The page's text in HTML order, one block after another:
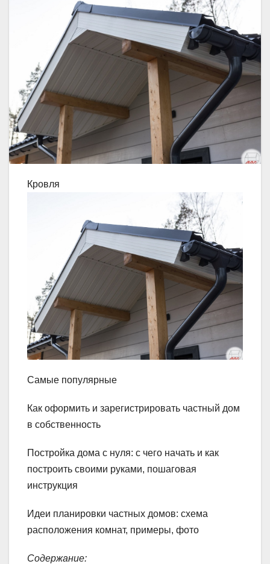
Кровля
Самые популярные
Как оформить и зарегистрировать частный дом
в собственность
Постройка дома с нуля: с чего начать и как
построить своими руками, пошаговая
инструкция
Идеи планировки частных домов: схема
расположения комнат, примеры, фото
Содержание: